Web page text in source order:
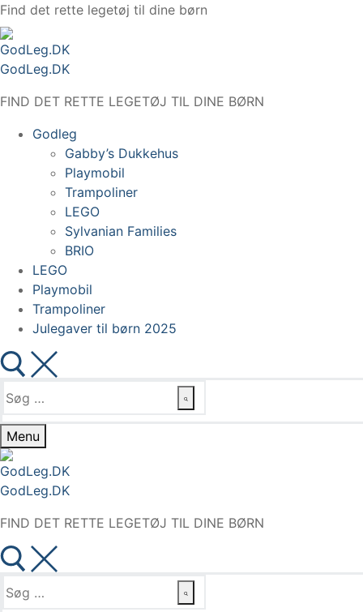
Spring
til
indhold
Find det rette legetøj til dine børn
GodLeg.DK
FIND DET RETTE LEGETØJ TIL DINE BØRN
Godleg
Gabby’s Dukkehus
Playmobil
Trampoliner
LEGO
Sylvanian Families
BRIO
LEGO
Playmobil
Trampoliner
Julegaver til børn 2025
Søg
efter:
Menu
GodLeg.DK
FIND DET RETTE LEGETØJ TIL DINE BØRN
Søg
efter: